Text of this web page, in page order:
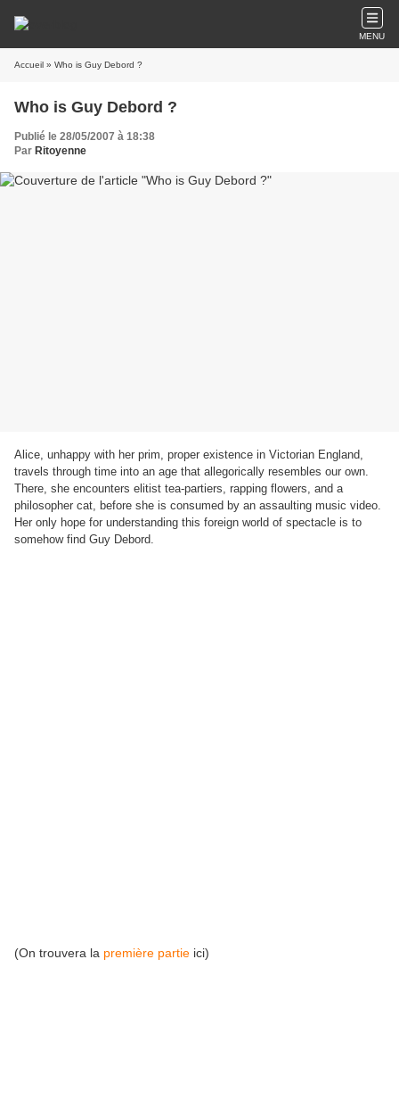
MENU
Accueil » Who is Guy Debord ?
Who is Guy Debord ?
Publié le 28/05/2007 à 18:38
Par Ritoyenne
Alice, unhappy with her prim, proper existence in Victorian England,
travels through time into an age that allegorically resembles our own.
There, she encounters elitist tea-partiers, rapping flowers, and a
philosopher cat, before she is consumed by an assaulting music video.
Her only hope for understanding this foreign world of spectacle is to
somehow find Guy Debord.
(On trouvera la première partie ici)